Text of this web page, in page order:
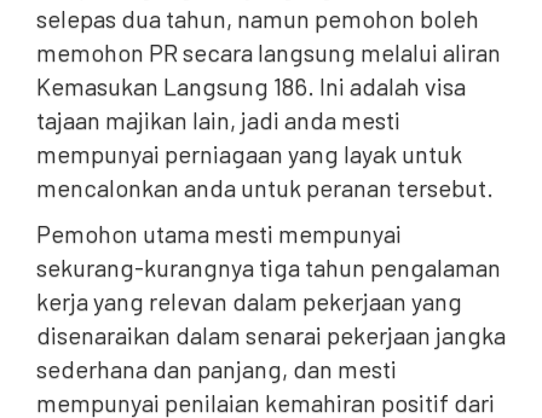
selepas dua tahun, namun pemohon boleh
memohon PR secara langsung melalui aliran
Kemasukan Langsung 186. Ini adalah visa
tajaan majikan lain, jadi anda mesti
mempunyai perniagaan yang layak untuk
mencalonkan anda untuk peranan tersebut.
Pemohon utama mesti mempunyai
sekurang-kurangnya tiga tahun pengalaman
kerja yang relevan dalam pekerjaan yang
disenaraikan dalam senarai pekerjaan jangka
sederhana dan panjang, dan mesti
mempunyai penilaian kemahiran positif dari